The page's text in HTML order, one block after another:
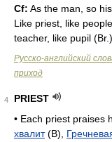
Cf: As the man, so
Like priest, like
teacher, like pupil (Br.
Русско-английский
приход
4
PRIEST
• Each priest praises
хвалит(B),